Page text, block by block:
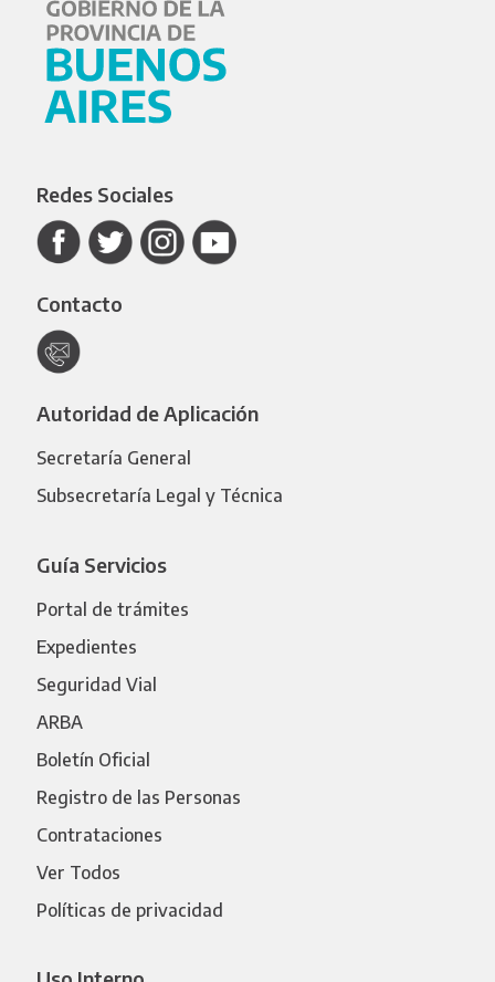
Redes Sociales
Contacto
Autoridad de Aplicación
Secretaría General
Subsecretaría Legal y Técnica
Guía Servicios
Portal de trámites
Expedientes
Seguridad Vial
ARBA
Boletín Oficial
Registro de las Personas
Contrataciones
Ver Todos
Políticas de privacidad